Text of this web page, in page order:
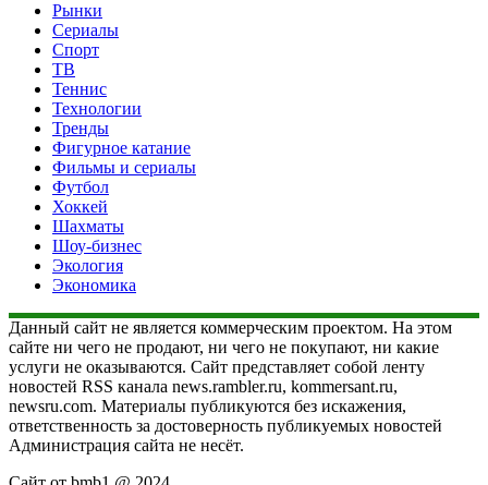
Рынки
Сериалы
Спорт
ТВ
Теннис
Технологии
Тренды
Фигурное катание
Фильмы и сериалы
Футбол
Хоккей
Шахматы
Шоу-бизнес
Экология
Экономика
Данный сайт не является коммерческим проектом. На этом
сайте ни чего не продают, ни чего не покупают, ни какие
услуги не оказываются. Сайт представляет собой ленту
новостей RSS канала news.rambler.ru, kommersant.ru,
newsru.com. Материалы публикуются без искажения,
ответственность за достоверность публикуемых новостей
Администрация сайта не несёт.